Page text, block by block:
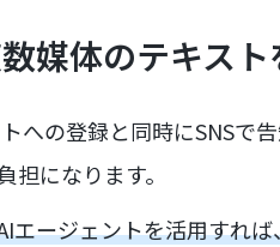
媒体のテキス
への登録と同時にSNSで
担になります。
エージェントを活用すれ